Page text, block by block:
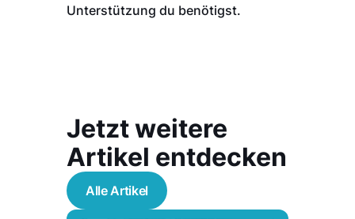
Unterstützung du benötigst.
Jetzt weitere
Artikel entdecken
Alle Artikel